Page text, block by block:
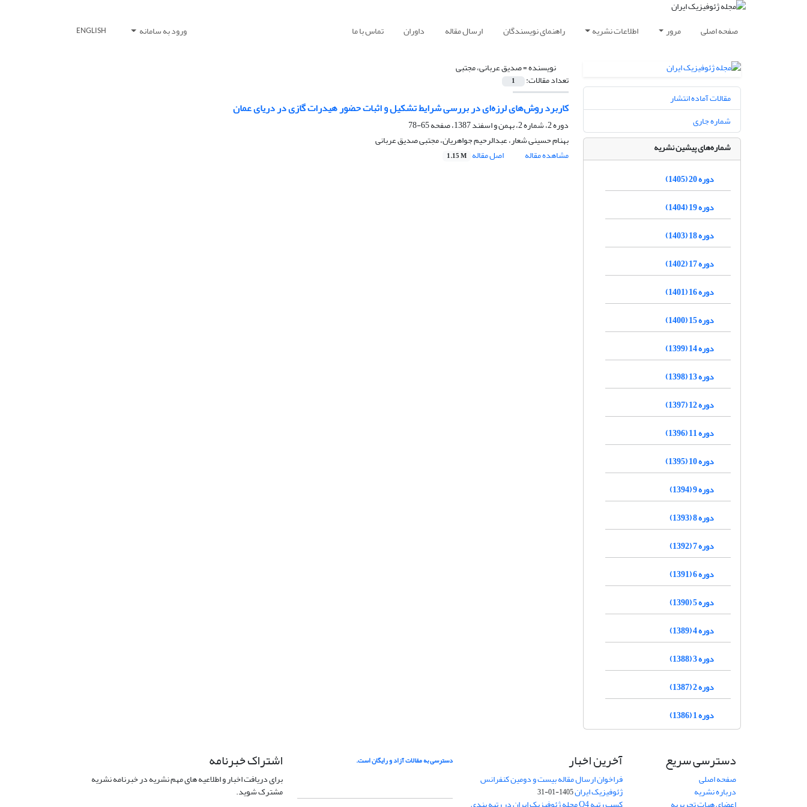
صفحه اصلی مرور اطلاعات نشریه راهنمای نویسندگان ارسال مقاله داوران تماس با ما ورود به سامانه ENGLISH
نویسنده =صدیق عربانی، مجتبی
تعداد مقالات: 1
کاربرد روش‌های لرزه‌ای در بررسی شرایط تشکیل و اثبات حضور هیدرات گازی در دریای عمان
دوره 2، شماره 2، بهمن و اسفند 1387، صفحه
65-78
بهنام حسینی شعار، عبدالرحیم جواهریان، مجتبی صدیق عربانی
مشاهده مقاله
اصل مقاله 1.15 M
مقالات آماده انتشار
شماره جاری
شماره‌های پیشین نشریه
دوره 20 (1405)
دوره 19 (1404)
دوره 18 (1403)
دوره 17 (1402)
دوره 16 (1401)
دوره 15 (1400)
دوره 14 (1399)
دوره 13 (1398)
دوره 12 (1397)
دوره 11 (1396)
دوره 10 (1395)
دوره 9 (1394)
دوره 8 (1393)
دوره 7 (1392)
دوره 6 (1391)
دوره 5 (1390)
دوره 4 (1389)
دوره 3 (1388)
دوره 2 (1387)
دوره 1 (1386)
دسترسی سریع
صفحه اصلی
درباره نشریه
آخرین اخبار
فراخوان ارسال مقاله بیست و دومین کنفرانس
ژئوفیزیک ایران1405-01-31
دسترسی به مقالات آزاد و رایگان است. اشتراک خبرنامه
برای دریافت اخبار و اطلاعیه های مهم نشریه در خبرنامه نشریه
مشترک شوید.